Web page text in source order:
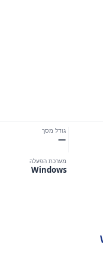
גודל מסך
—
מערכת הפעלה
Windows